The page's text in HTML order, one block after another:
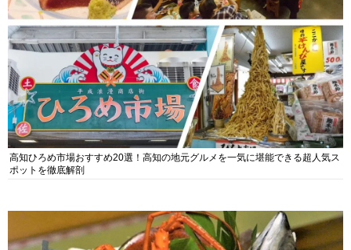
高知ひろめ市場おすすめ20選！高知の地元グルメを一気に堪能できる超人気ス
ポットを徹底解剖